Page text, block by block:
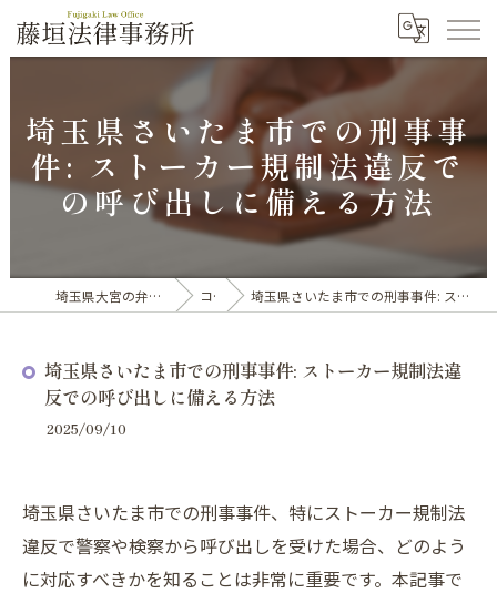
埼玉県さいたま市での刑事事
件: ストーカー規制法違反で
の呼び出しに備える方法
埼玉県大宮の弁護士なら藤垣法律事務所 コラム 埼玉県さいたま市での刑事事件: ストーカー規制法違反での呼び出しに備える方法
埼玉県さいたま市での刑事事件: ストーカー規制法違
反での呼び出しに備える方法
2025/09/10
埼玉県さいたま市での刑事事件、特にストーカー規制法
違反で警察や検察から呼び出しを受けた場合、どのよう
に対応すべきかを知ることは非常に重要です。本記事で